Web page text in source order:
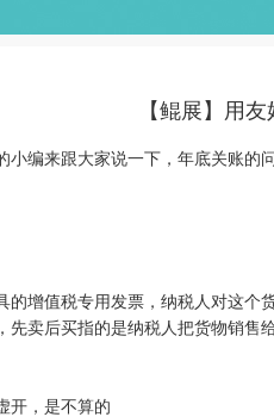
【鲲展】用
小编来跟大家说一下，年底关账的
的增值税专用发票，纳税人对这个
先卖后买指的是纳税人把货物销售
开，是不算的